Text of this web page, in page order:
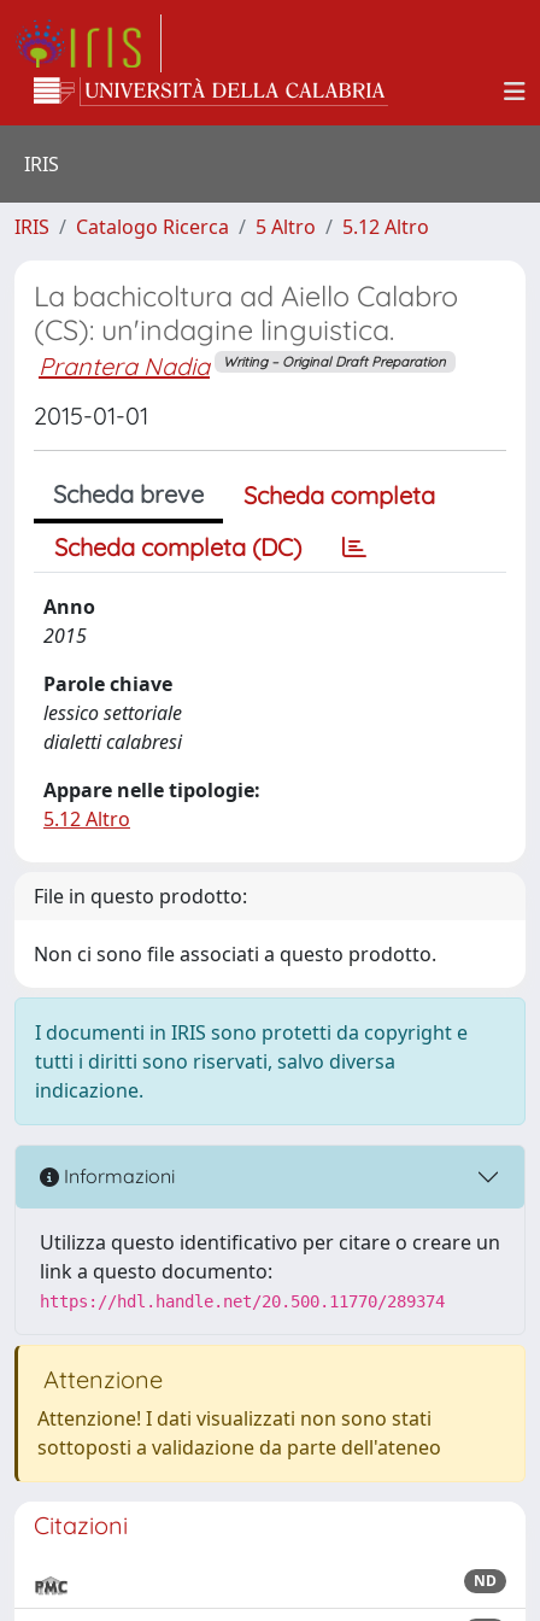
IRIS
IRIS Catalogo Ricerca 5 Altro 5.12 Altro
La bachicoltura ad Aiello Calabro
(CS): un'indagine linguistica.
Prantera Nadia Writing – Original Draft Preparation
2015-01-01
Scheda breve
Scheda completa
Scheda completa (DC)
Anno
2015
Parole chiave
lessico settoriale
dialetti calabresi
Appare nelle tipologie:
5.12 Altro
File in questo prodotto:
Non ci sono file associati a questo prodotto.
I documenti in IRIS sono protetti da copyright e
tutti i diritti sono riservati, salvo diversa
indicazione.
Informazioni
Utilizza questo identificativo per citare o creare un
link a questo documento:
https://hdl.handle.net/20.500.11770/289374
Attenzione
Attenzione! I dati visualizzati non sono stati
sottoposti a validazione da parte dell'ateneo
Citazioni
ND